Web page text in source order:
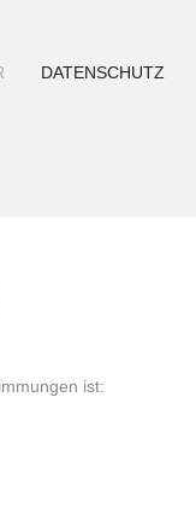
DATENSCHUTZ
ist: